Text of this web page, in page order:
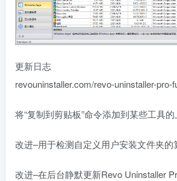
更新日志
revouninstaller.com/revo-uninstaller-pro-
将“复制到剪贴板”命令添加到某些工具
改进–用于检测自定义用户安装文件夹的
改进–在后台静默更新Revo Uninstaller